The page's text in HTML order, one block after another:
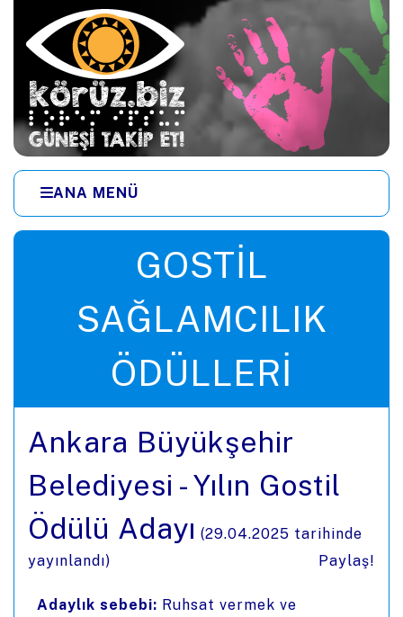
Ana içeriğe zıpla
ANA MENÜ
GOSTIL
SAĞLAMCILIK
ÖDÜLLERI
Ankara Büyükşehir
Belediyesi - Yılın Gostil
Ödülü Adayı (29.04.2025 tarihinde
yayınlandı)
Paylaş!
Adaylık sebebi: Ruhsat vermek ve
Menüye zıpla